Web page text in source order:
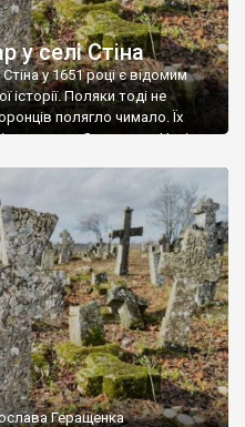
у селі Стіна
у 1651 році є відомим
історії. Поляки тоді не
полягло чимало. Їх
називався Замковим. Нині на
є такі, де епітафії стер […]
Геращенка